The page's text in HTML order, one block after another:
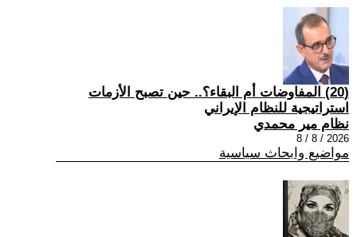
(20) المفاوضات أم البقاء؟.. حين تصبح الأزمات
استراتيجية للنظام الإيراني
نظام مير محمدي
2026 / 8 / 8
مواضيع وابحاث سياسية